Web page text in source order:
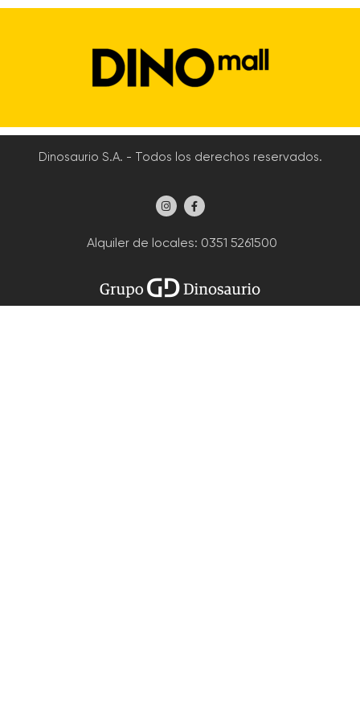
Dinosaurio S.A. - Todos los derechos reservados.
Alquiler de locales: 0351 5261500